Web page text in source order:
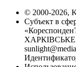
© 2000-2026,
Субъект в
ХАРКІВСЬКЕ